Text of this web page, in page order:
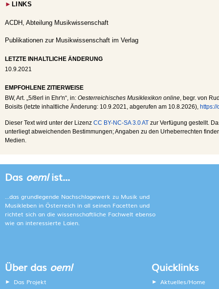
► LINKS
ACDH, Abteilung Musikwissenschaft
Publikationen zur Musikwissenschaft im Verlag
LETZTE INHALTLICHE ÄNDERUNG
10.9.2021
EMPFOHLENE ZITIERWEISE
BW, Art. „5/8erl in Ehr'n“, in: Oesterreichisches Musiklexikon online , begr. von
Boisits (letzte inhaltliche Änderung: 10.9.2021 , abgerufen am 10.8.2026),
Dieser Text wird unter der Lizenz CC BY-NC-SA 3.0 AT zur Verfügung gestellt.
unterliegt abweichenden Bestimmungen; Angaben zu den Urheberrechten
Medien.
Das oemlist...
...das grundlegende Nachschlagewerk zu Musik und
Musikleben in Österreich in all seinen Facetten und
richtet sich an die wissenschaftliche Fachwelt ebenso
wie an interessierte Laien.
Über das oeml
Das Projekt
Quicklinks
Aktuelles/Home